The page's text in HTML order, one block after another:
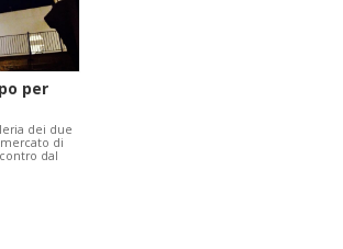
per
dei due
di
dal